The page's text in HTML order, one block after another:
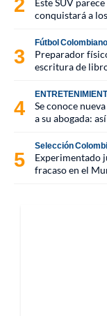
Este SUV
conquistará a
Fútbol Colombiano
Preparador
escritura de
Se conoce
a su abogada:
Selección
Experimentado
fracaso en el